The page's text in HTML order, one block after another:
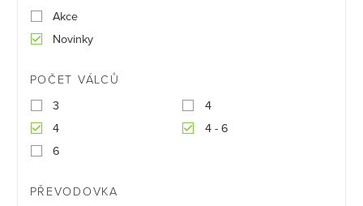
Akce
Novinky
POČET VÁLCŮ
3
4
4
4 - 6
6
PŘEVODOVKA